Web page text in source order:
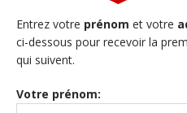
Entrez votre prénom et votre
ci-dessous pour recevoir la
qui suivent.
Votre prénom: